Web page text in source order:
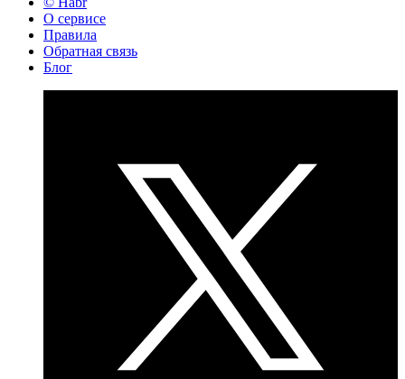
О сервисе
Правила
Обратная связь
Блог